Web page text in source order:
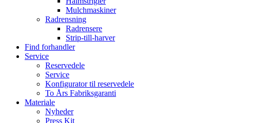
Mulchmaskiner
Radrensning
Radrensere
Strip-till-harver
Find forhandler
Service
Reservedele
Service
Konfigurator til reservedele
To Års Fabriksgaranti
Materiale
Nyheder
Press Kit